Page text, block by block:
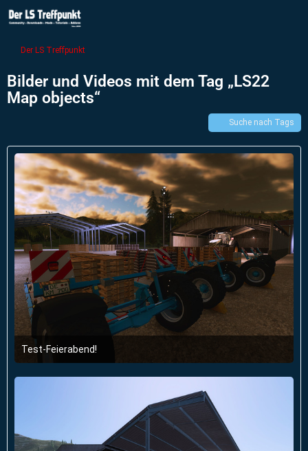
Der LS Treffpunkt
Bilder und Videos mit dem Tag „LS22
Map objects“
Suche nach Tags
Test-Feierabend!
21. Juli 2024 um 19:20
1